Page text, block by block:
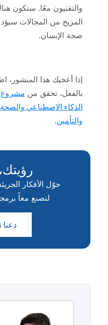
والتقنيون معًا. ستكون
المزيج من المجالات
صحة الإنسان.
إذا أعجبك هذا المنشور،
بالفعل، تحقق من مشروع
الذكاء الاصطناعي
والتأمين.
حوّل الأفكار
لنصنع معاً